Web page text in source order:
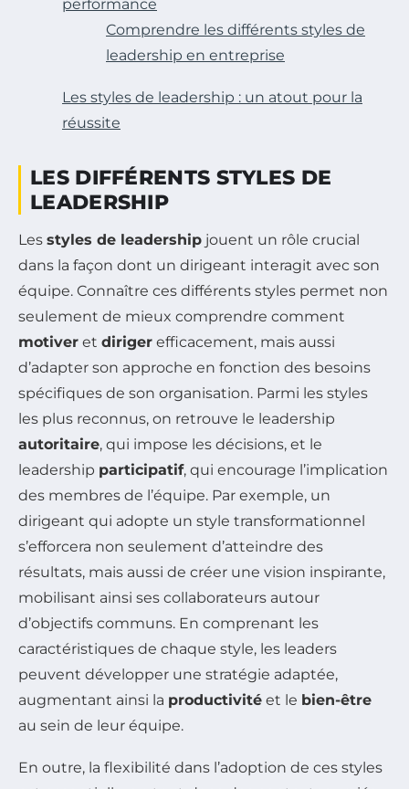
performance
Comprendre les différents styles de
leadership en entreprise
Les styles de leadership : un atout pour la
réussite
LES DIFFÉRENTS STYLES DE
LEADERSHIP
Les styles de leadership jouent un rôle crucial
dans la façon dont un dirigeant interagit avec son
équipe. Connaître ces différents styles permet non
seulement de mieux comprendre comment
motiver et diriger efficacement, mais aussi
d’adapter son approche en fonction des besoins
spécifiques de son organisation. Parmi les styles
les plus reconnus, on retrouve le leadership
autoritaire, qui impose les décisions, et le
leadership participatif, qui encourage l’implication
des membres de l’équipe. Par exemple, un
dirigeant qui adopte un style transformationnel
s’efforcera non seulement d’atteindre des
résultats, mais aussi de créer une vision inspirante,
mobilisant ainsi ses collaborateurs autour
d’objectifs communs. En comprenant les
caractéristiques de chaque style, les leaders
peuvent développer une stratégie adaptée,
augmentant ainsi la productivité et le bien-être
au sein de leur équipe.
En outre, la flexibilité dans l’adoption de ces styles